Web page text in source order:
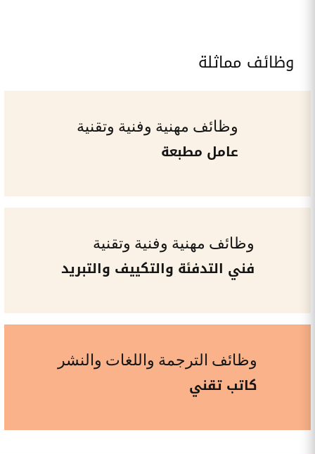
وظائف مماثلة
وظائف مهنية وفنية وتقنية
عامل مطبعة
وظائف مهنية وفنية وتقنية
فني التدفئة والتكييف والتبريد
وظائف الترجمة واللغات والنشر
كاتب تقني